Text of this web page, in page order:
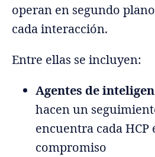
operan en segundo
cada interacción.
Entre ellas se incluyen:
Agentes de
hacen un
encuentra cada HCP
compromiso